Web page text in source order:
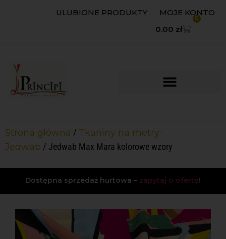
ULUBIONE PRODUKTY
MOJE KONTO
0.00 zł
0
Strona główna / Tkaniny na metry-
Jedwab / Jedwab Max Mara kolorowe wzory
Dostępna sprzedaż hurtowa – zapytaj o ofertę!